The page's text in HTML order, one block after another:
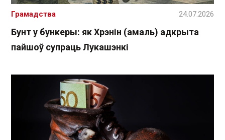
Бунт у бункеры: як Хрэнін (амаль) адкрыта
пайшоў супраць Лукашэнкі
Грамадства 24.07.2026